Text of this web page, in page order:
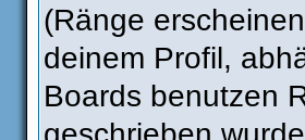
(Ränge
deinem Profil,
Boards benutzen